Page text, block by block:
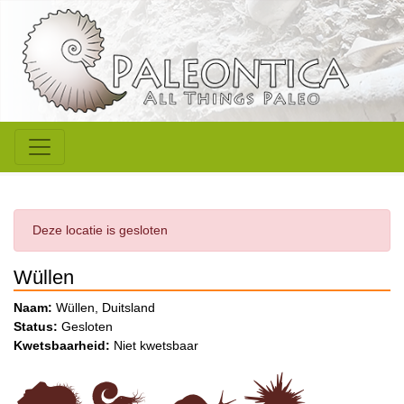
Deze locatie is gesloten
Wüllen
Naam: Wüllen, Duitsland
Status: Gesloten
Kwetsbaarheid: Niet kwetsbaar